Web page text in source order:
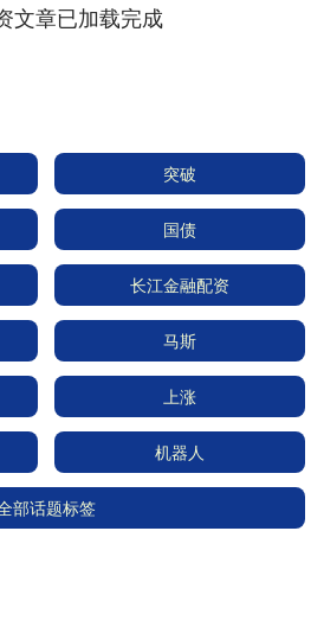
文章已加载完成
突破
国债
长江金融配资
马斯
上涨
机器人
部话题标签